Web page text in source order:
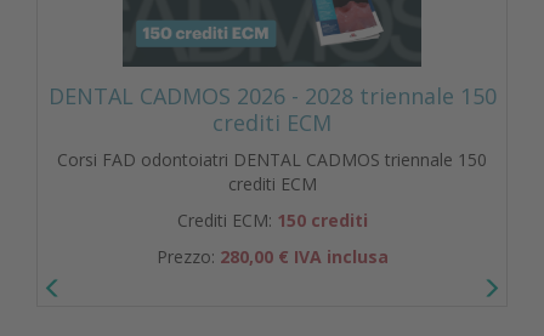
DENTAL CADMOS 2026 - 2028 triennale 150
crediti ECM
Corsi FAD odontoiatri DENTAL CADMOS triennale 150
crediti ECM
Crediti ECM: 150 crediti
Prezzo: 280,00 € IVA inclusa